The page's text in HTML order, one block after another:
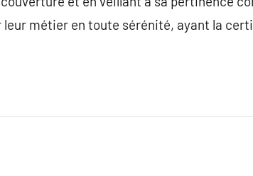
métier en toute sérénité, ayant la